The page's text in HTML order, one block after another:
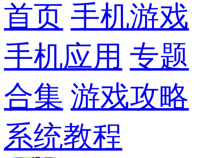
首页 手机游戏
手机应用 专题
合集 游戏攻略
系统教程